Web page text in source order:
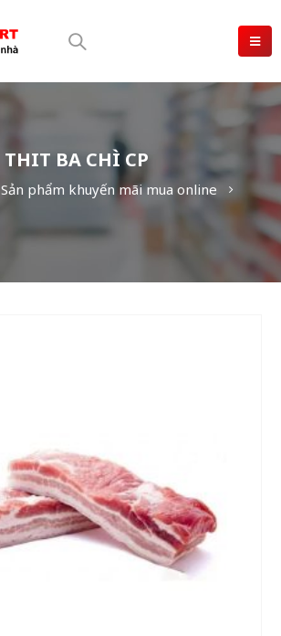
THIT BA CHÌ CP
Sản phẩm khuyến mãi mua online